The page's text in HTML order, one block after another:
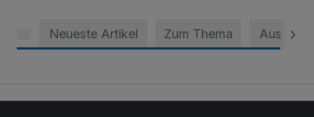
Neueste Artikel Zum Thema Aus dem